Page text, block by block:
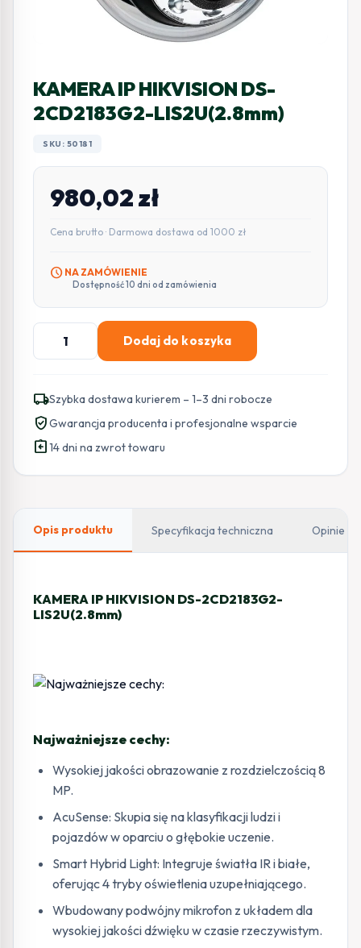
KAMERA IP HIKVISION DS-
2CD2183G2-LIS2U(2.8mm)
SKU: 50181
980,02zł
Cena brutto · Darmowa dostawa od 1000 zł
schedule NA ZAMÓWIENIE
Dostępność 10 dni od zamówienia
ilość
KAMERA
HIKVISION
DS-
2CD2183G2-
LIS2U(2.8mm)
Dodaj do koszyka
local_shippingSzybka dostawa kurierem – 1–3 dni robocze
verified_userGwarancja producenta i profesjonalne wsparcie
assignment_return14 dni na zwrot towaru
Opis produktu Specyfikacja techniczna Opinie
KAMERA IP HIKVISION DS-2CD2183G2-
LIS2U(2.8mm)
Najważniejsze cechy:
Wysokiej jakości obrazowanie z rozdzielczością 8
MP.
AcuSense: Skupia się na klasyfikacji ludzi i
pojazdów w oparciu o głębokie uczenie.
Smart Hybrid Light: Integruje światła IR i białe,
oferując 4 tryby oświetlenia uzupełniającego.
Wbudowany podwójny mikrofon z układem dla
wysokiej jakości dźwięku w czasie rzeczywistym.